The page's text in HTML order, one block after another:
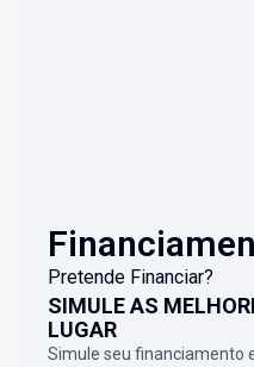
Pretende Financiar?
SIMULE AS
LUGAR
Simule seu financiamento